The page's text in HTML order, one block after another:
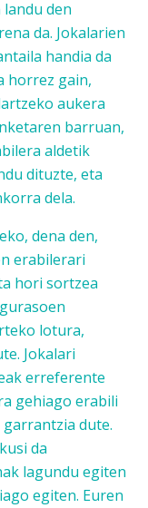
den
da. Jokalarien
handia da
horrez gain,
aukera
barruan,
aldetik
dituzte, eta
dela.
dena den,
erabilerari
hori sortzea
lotura,
Jokalari
erreferente
gehiago erabili
dute.
da
lagundu egiten
egiten. Euren